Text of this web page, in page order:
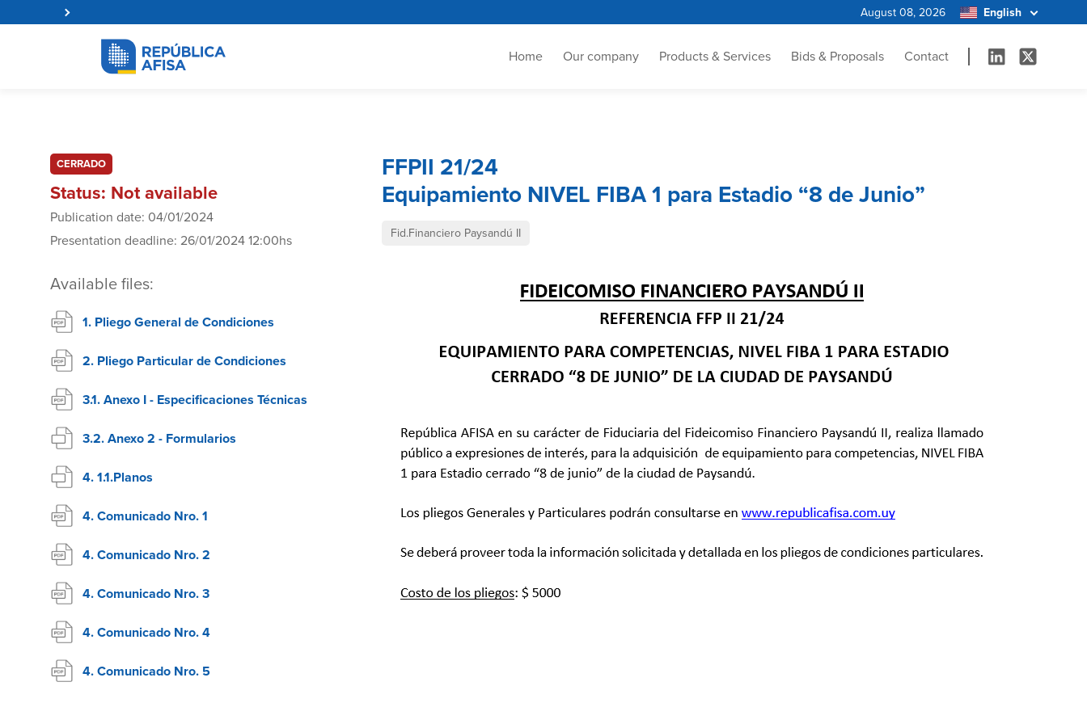
August 08, 2026
Home Our company Products & Services Bids & Proposals Contact
CERRADO
Status: Not available
Publication date: 04/01/2024
Presentation deadline: 26/01/2024 12:00hs
Available files:
1. Pliego General de Condiciones
2. Pliego Particular de Condiciones
3.1. Anexo I - Especificaciones Técnicas
3.2. Anexo 2 - Formularios
4. 1.1.Planos
4. Comunicado Nro. 1
4. Comunicado Nro. 2
4. Comunicado Nro. 3
4. Comunicado Nro. 4
4. Comunicado Nro. 5
FFPII 21/24
Equipamiento NIVEL FIBA 1 para Estadio “8 de Junio”
Fid.Financiero Paysandú II